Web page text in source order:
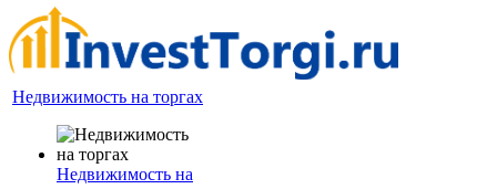
Недвижимость на торгах
Недвижимость на